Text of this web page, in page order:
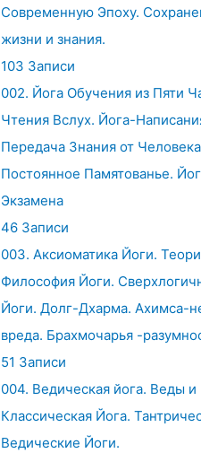
Современную Эпоху.
жизни и знания.
103 Записи
002. Йога Обучения из Пяти
Чтения Вслух. Йога-
Передача Знания от
Постоянное Памятованье.
Экзамена
46 Записи
003. Аксиоматика Йоги.
Философия Йоги.
Йоги. Долг-Дхарма. Ахимса-
вреда. Брахмочарья -
51 Записи
004. Ведическая йога. Веды и
Классическая Йога.
Ведические Йоги.